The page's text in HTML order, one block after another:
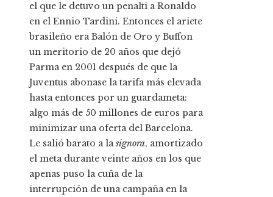
el que le detuvo un penalti a Ronaldo
en el Ennio Tardini. Entonces el ariete
brasileño era Balón de Oro y Buffon
un meritorio de 20 años que dejó
Parma en 2001 después de que la
Juventus abonase la tarifa más elevada
hasta entonces por un guardameta:
algo más de 50 millones de euros para
minimizar una oferta del Barcelona.
Le salió barato a lasignora, amortizado
el meta durante veinte años en los que
apenas puso la cuña de la
interrupción de una campaña en la